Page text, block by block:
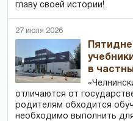
главу своей истории!
27 июля 2026
в
отличаются от
родителям обходится
необходимо выполнить